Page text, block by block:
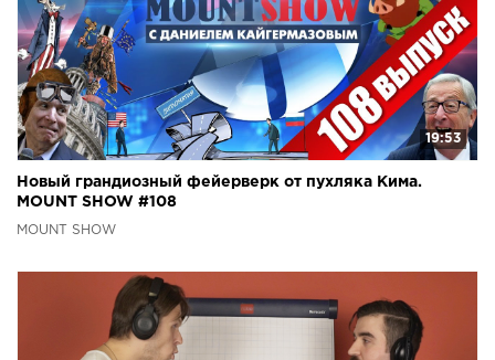
19:53
Новый грандиозный фейерверк от пухляка Кима.
MOUNT SHOW #108
MOUNT SHOW